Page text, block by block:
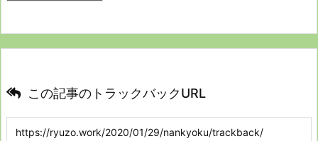
この記事のトラックバックURL